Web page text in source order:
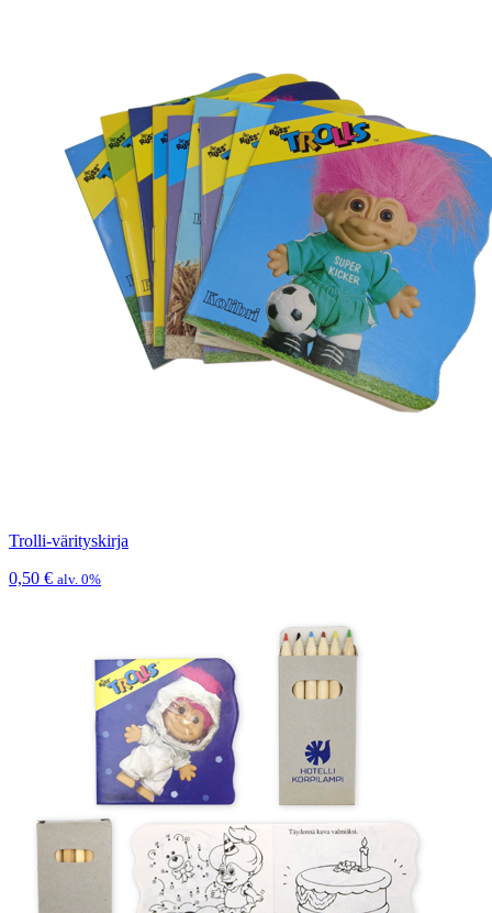
Trolli-värityskirja
0,50 € alv. 0%